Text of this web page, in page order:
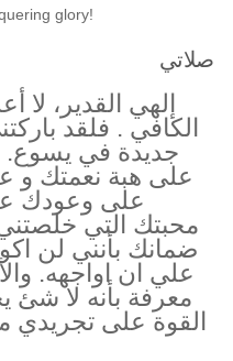
glory!
صلاتي
إلهي القدير،
الكافي . فلقد
جديدة في يسوع.
على هبة نعمتك و
على وعودك
محبتك التي
ضمانك بأنني لن
علي ان اواجهه.
معرفة بأنه لا شئ
القوة على